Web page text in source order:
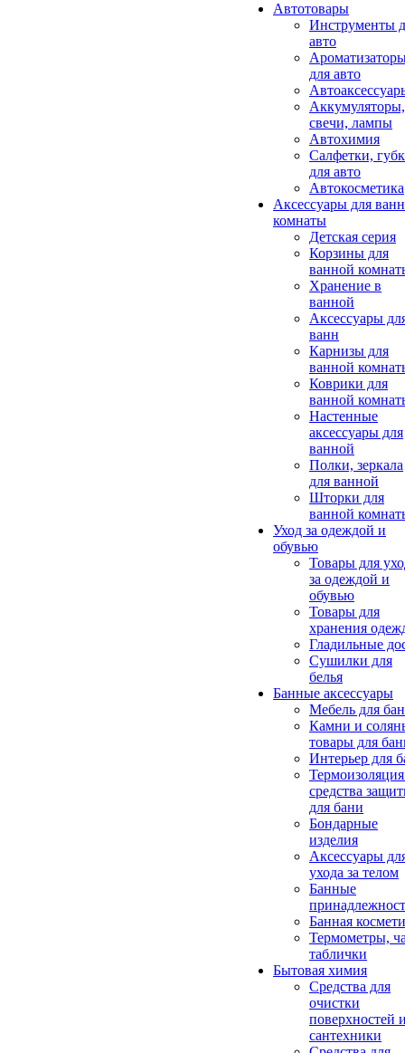
Автотовары
Инструменты
авто
для авто
Аккумуляторы,
свечи, лампы
Автохимия
Салфетки,
для авто
Автокосметика
Аксессуары для
комнаты
Детская серия
Корзины для
ванной
Хранение в
ванной
Аксессуары
ванн
Карнизы для
ванной
Коврики для
ванной
Настенные
аксессуары для
ванной
Полки, зеркала
для ванной
Шторки для
ванной
Уход за одеждой и
обувью
Товары для
за одеждой и
обувью
Товары для
хранения
Гладильные
Сушилки для
белья
Банные аксессуары
Мебель для
Камни и
товары для
Интерьер для
средства
для бани
Бондарные
изделия
Аксеcсуары
ухода за телом
Банные
Банная
Термометры,
таблички
Бытовая химия
Средства для
очистки
поверхностей
сантехники